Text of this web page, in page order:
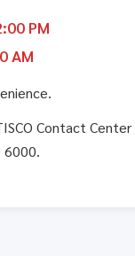
PM
AM
Contact Center
6000.